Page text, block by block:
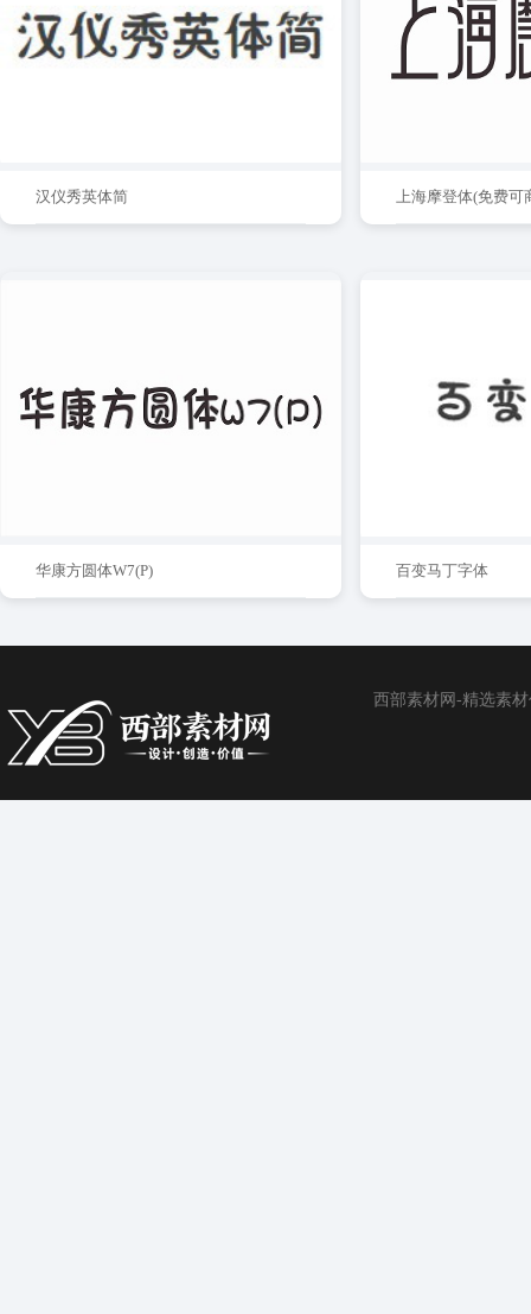
汉仪秀英体简 上海摩登体(免费可
华康方圆体W7(P) 百变马丁字体
西部素材网-精选素